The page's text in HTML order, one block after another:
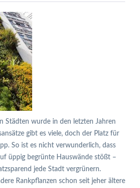
Städten wurde in den letzten Jahren
gibt es viele, doch der Platz für
So ist es nicht verwunderlich, dass
üppig begrünte Hauswände stößt –
jede Stadt vergrünern.
Rankpflanzen schon seit jeher ältere